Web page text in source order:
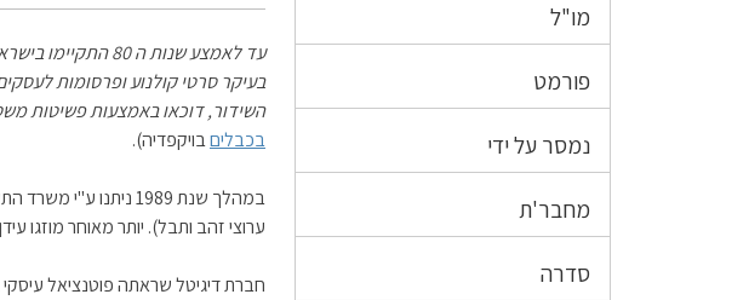
מו"ל
פורמט
נמסר על ידי
מחבר'ת
סדרה
עד לאמצע שנות ה
בעיקר סרטי קולנוע ופרסומות
השידור, דוכאו באמצעות פשיטות
בכבליםבויקפדיה).
ערוצי זהב ותבל). יותר מאוחר מוזגו
חברת דיגיטל שראתה פוטנציאל